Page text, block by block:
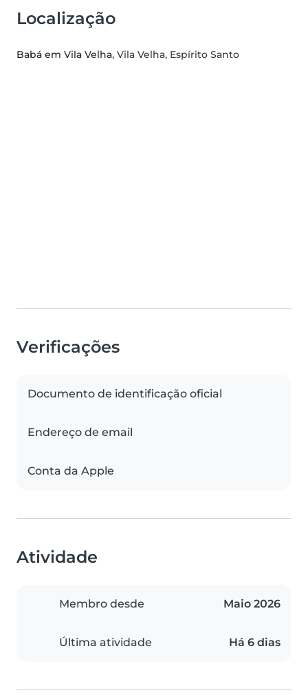
Localização
Babá em Vila Velha, Vila Velha, Espírito Santo
Verificações
Documento de identificação oficial
Endereço de email
Conta da Apple
Atividade
Membro desde Maio 2026
Última atividade Há 6 dias